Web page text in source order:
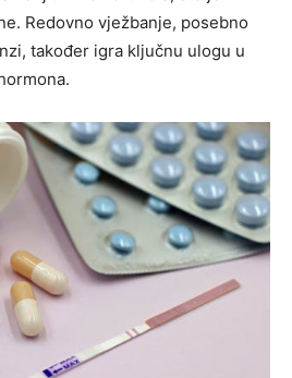
Redovno vježbanje, posebno
također igra ključnu ulogu u